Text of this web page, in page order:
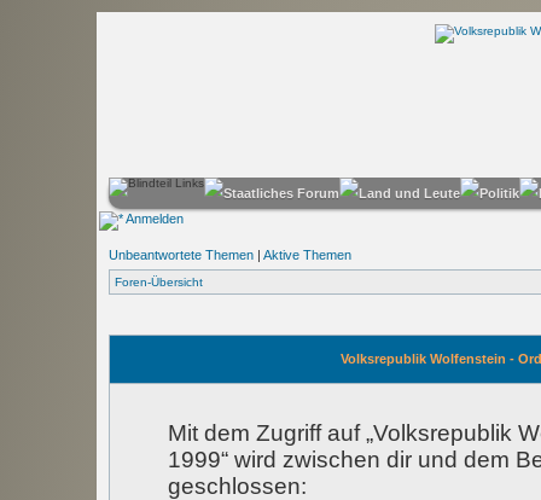
Anmelden
Unbeantwortete Themen | Aktive Themen
Foren-Übersicht
Volksrepublik Wolfenstein -
Mit dem Zugriff auf „Volksrepublik
1999“ wird zwischen dir und dem
geschlossen: